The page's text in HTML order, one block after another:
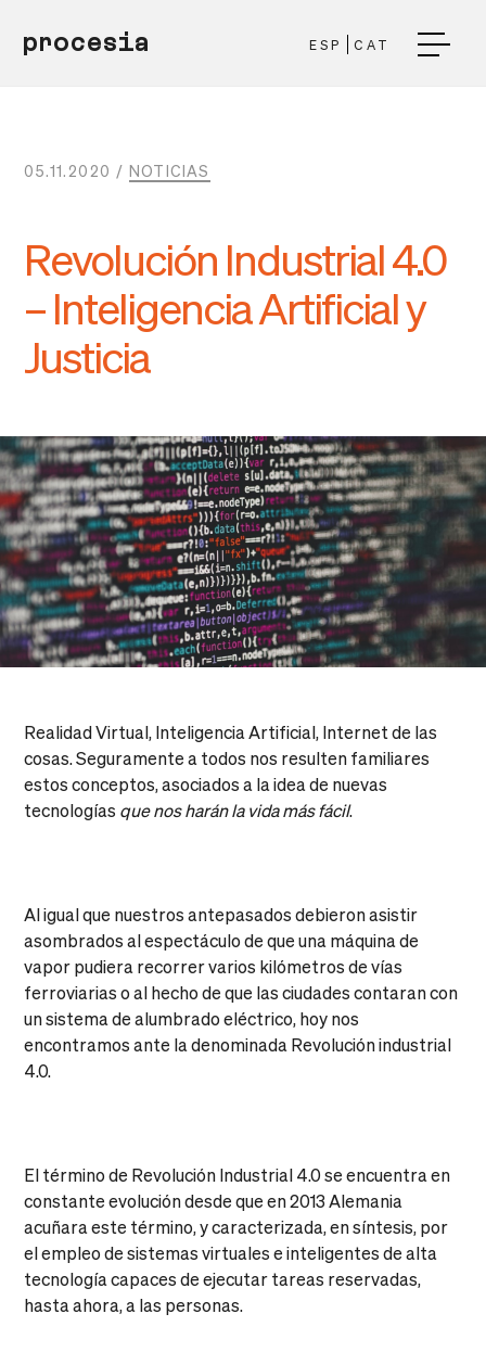
procesia ESP CAT
05.11.2020 / NOTICIAS
Revolución Industrial 4.0
– Inteligencia Artificial y
Justicia
Realidad Virtual, Inteligencia Artificial, Internet de las
cosas. Seguramente a todos nos resulten familiares
estos conceptos, asociados a la idea de nuevas
tecnologías que nos harán la vida más fácil.
Al igual que nuestros antepasados debieron asistir
asombrados al espectáculo de que una máquina de
vapor pudiera recorrer varios kilómetros de vías
ferroviarias o al hecho de que las ciudades contaran con
un sistema de alumbrado eléctrico, hoy nos
encontramos ante la denominada Revolución industrial
4.0.
El término de Revolución Industrial 4.0 se encuentra en
constante evolución desde que en 2013 Alemania
acuñara este término, y caracterizada, en síntesis, por
el empleo de sistemas virtuales e inteligentes de alta
tecnología capaces de ejecutar tareas reservadas,
hasta ahora, a las personas.